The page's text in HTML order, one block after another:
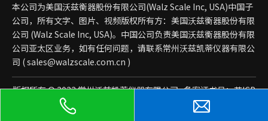
本公司为美国沃兹衡器股份有限公司(Walz Scale Inc, USA)中国子
公司，所有文字、图片、视频版权所有方：美国沃兹衡器股份有限
公司 (Walz Scale Inc, USA)。中国公司负责美国沃兹衡器股份有限
公司亚太区业务，如有任何问题，请联系常州沃兹凯蒂仪器有限公
司 (sales@walzscale.com.cn )
版权所有 © 2023 常州沃兹凯蒂仪器有限公司 备案证书号：苏ICP
备2021043392号-1
后台管理